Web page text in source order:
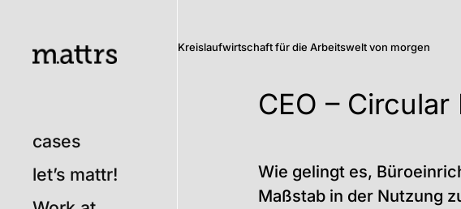
cases
let’s mattr!
Kreislaufwirtschaft für die Arbeitswelt von morgen
CEO –
Wie gelingt es,
Maßstab in der Nutzung